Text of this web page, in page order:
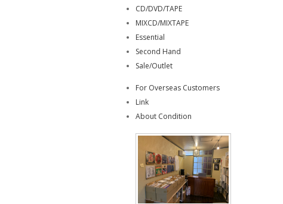
CD/DVD/TAPE
MIXCD/MIXTAPE
Essential
Second Hand
Sale/Outlet
For Overseas Customers
Link
About Condition